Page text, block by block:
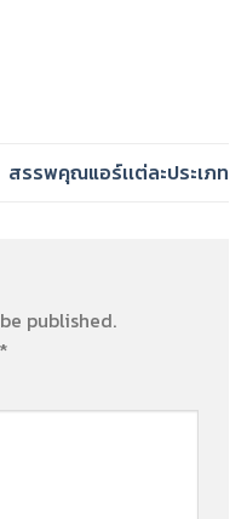
สรรพคุณแอร์เเต่ละประเภท
published.
*